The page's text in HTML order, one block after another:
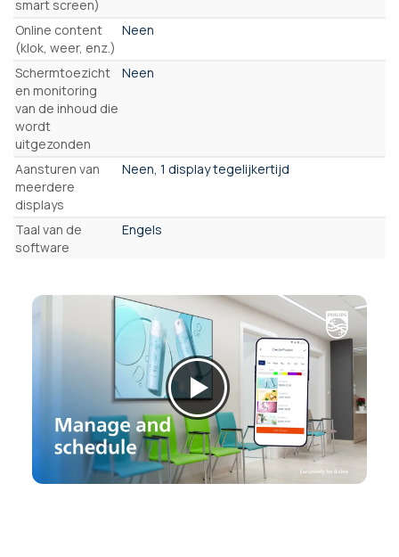
smart screen)
Online content
(klok, weer, enz.)
Neen
Schermtoezicht
en monitoring
van de inhoud die
wordt
uitgezonden
Neen
Aansturen van
meerdere
displays
Neen, 1 display tegelijkertijd
Taal van de
software
Engels